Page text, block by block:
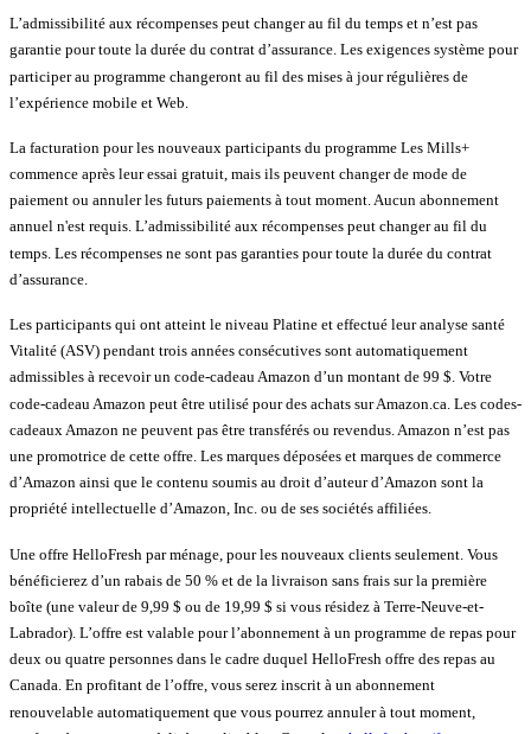
L’admissibilité aux récompenses peut changer au fil du temps et n’est pas
garantie pour toute la durée du contrat d’assurance. Les exigences système pour
participer au programme changeront au fil des mises à jour régulières de
l’expérience mobile et Web.
La facturation pour les nouveaux participants du programme Les Mills+
commence après leur essai gratuit, mais ils peuvent changer de mode de
paiement ou annuler les futurs paiements à tout moment. Aucun abonnement
annuel n'est requis. L’admissibilité aux récompenses peut changer au fil du
temps. Les récompenses ne sont pas garanties pour toute la durée du contrat
d’assurance.
Les participants qui ont atteint le niveau Platine et effectué leur analyse santé
Vitalité (ASV) pendant trois années consécutives sont automatiquement
admissibles à recevoir un code-cadeau Amazon d’un montant de 99 $. Votre
code-cadeau Amazon peut être utilisé pour des achats sur Amazon.ca. Les codes-
cadeaux Amazon ne peuvent pas être transférés ou revendus. Amazon n’est pas
une promotrice de cette offre. Les marques déposées et marques de commerce
d’Amazon ainsi que le contenu soumis au droit d’auteur d’Amazon sont la
propriété intellectuelle d’Amazon, Inc. ou de ses sociétés affiliées.
Une offre HelloFresh par ménage, pour les nouveaux clients seulement. Vous
bénéficierez d’un rabais de 50 % et de la livraison sans frais sur la première
boîte (une valeur de 9,99 $ ou de 19,99 $ si vous résidez à Terre-Neuve-et-
Labrador). L’offre est valable pour l’abonnement à un programme de repas pour
deux ou quatre personnes dans le cadre duquel HelloFresh offre des repas au
Canada. En profitant de l’offre, vous serez inscrit à un abonnement
renouvelable automatiquement que vous pourrez annuler à tout moment,